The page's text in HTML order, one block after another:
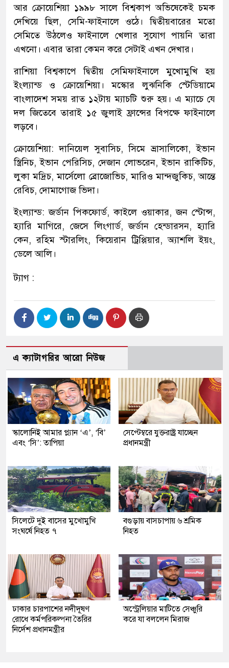
আর ক্রোয়েশিয়া ১৯৯৮ সালে বিশ্বকাপ অভিষেকেই চমক
দেখিয়ে ছিল, সেমি-ফাইনালে ওঠে। দ্বিতীয়বারের মতো
সেমিতে উঠলেও ফাইনালে খেলার সুযোগ পায়নি তারা
এখনো। এবার তারা কেমন করে সেটাই এখন দেখার।
রাশিয়া বিশ্বকাপে দ্বিতীয় সেমিফাইনালে মুখোমুখি হয়
ইংল্যান্ড ও ক্রোয়েশিয়া। মস্কোর লুঝনিকি স্টেডিয়ামে
বাংলাদেশ সময় রাত ১২টায় ম্যাচটি শুরু হয়। এ ম্যাচে যে
দল জিতেবে তারাই ১৫ জুলাই ফ্রান্সের বিপক্ষে ফাইনালে
লড়বে।
ক্রোয়েশিয়া: দানিয়েল সুবাসিচ, সিমে ভ্রাসালিকো, ইভান
স্ত্রিনিচ, ইভান পেরিসিচ, দেজান লোভরেন, ইভান রাকিটিচ,
লুকা মদ্রিচ, মার্সেলো ব্রোজোভিচ, মারিও মান্দজুকিচ, আন্তে
রেবিচ, দোমাগোজ ভিদা।
ইংল্যান্ড: জর্ডান পিকফোর্ড, কাইলে ওয়াকার, জন স্টোন্স,
হ্যারি মাগিরে, জেসে লিংগার্ড, জর্ডান হেন্ডারসন, হ্যারি
কেন, রহিম স্টারলিং, কিয়েরান ট্রিপ্পিয়ার, অ্যাশলি ইয়ং,
ডেলে আলি।
ট্যাগ :
এ ক্যাটাগরির আরো নিউজ
স্কালোনিই আমার প্ল্যান ‘এ’, ‘বি’
এবং ‘সি’: তাপিয়া
সেপ্টেম্বরে যুক্তরাষ্ট্র যাচ্ছেন
প্রধানমন্ত্রী
সিলেটে দুই বাসের মুখোমুখি
সংঘর্ষে নিহত ৭
বগুড়ায় বাসচাপায় ৬ শ্রমিক
নিহত
ঢাকার চারপাশের নদীদূষণ
রোধে কর্মপরিকল্পনা তৈরির
নির্দেশ প্রধানমন্ত্রীর
অস্ট্রেলিয়ার মাটিতে সেঞ্চুরি
করে যা বললেন মিরাজ